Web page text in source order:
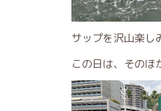
サップを沢山楽し
この日は、そのほ